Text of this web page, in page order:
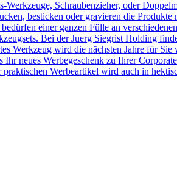
Werkzeuge, Schraubenzieher, oder
besticken oder gravieren die
einer ganzen Fülle an
Bei der Juerg Siegrist Holding
Werkzeug wird die nächsten Jahre für
Ihr neues Werbegeschenk zu Ihrer
Werbeartikel wird auch in